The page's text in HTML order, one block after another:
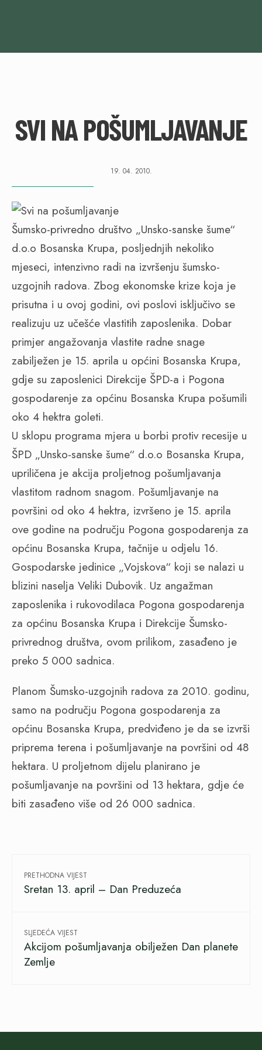
SVI NA POŠUMLJAVANJE
19. 04. 2010.
Šumsko-privredno društvo „Unsko-sanske šume“
d.o.o Bosanska Krupa, posljednjih nekoliko
mjeseci, intenzivno radi na izvršenju šumsko-
uzgojnih radova. Zbog ekonomske krize koja je
prisutna i u ovoj godini, ovi poslovi isključivo se
realizuju uz učešće vlastitih zaposlenika. Dobar
primjer angažovanja vlastite radne snage
zabilježen je 15. aprila u općini Bosanska Krupa,
gdje su zaposlenici Direkcije ŠPD-a i Pogona
gospodarenje za općinu Bosanska Krupa pošumili
oko 4 hektra goleti.
U sklopu programa mjera u borbi protiv recesije u
ŠPD „Unsko-sanske šume“ d.o.o Bosanska Krupa,
upriličena je akcija proljetnog pošumljavanja
vlastitom radnom snagom. Pošumljavanje na
površini od oko 4 hektra, izvršeno je 15. aprila
ove godine na području Pogona gospodarenja za
općinu Bosanska Krupa, tačnije u odjelu 16.
Gospodarske jedinice „Vojskova“ koji se nalazi u
blizini naselja Veliki Dubovik. Uz angažman
zaposlenika i rukovodilaca Pogona gospodarenja
za općinu Bosanska Krupa i Direkcije Šumsko-
privrednog društva, ovom prilikom, zasađeno je
preko 5 000 sadnica.
Planom Šumsko-uzgojnih radova za 2010. godinu,
samo na području Pogona gospodarenja za
općinu Bosanska Krupa, predviđeno je da se izvrši
priprema terena i pošumljavanje na površini od 48
hektara. U proljetnom dijelu planirano je
pošumljavanje na površini od 13 hektara, gdje će
biti zasađeno više od 26 000 sadnica.
PRETHODNA VIJEST
Sretan 13. april – Dan Preduzeća
SLJEDEĆA VIJEST
Akcijom pošumljavanja obilježen Dan planete
Zemlje